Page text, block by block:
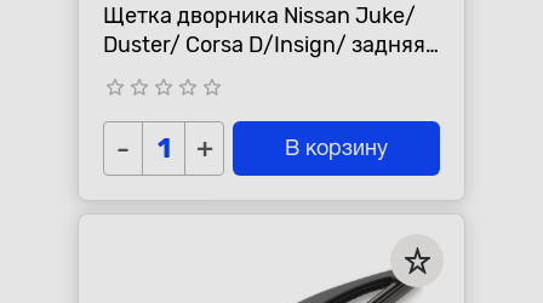
Щетка дворника Nissan Juke/
Duster/ Corsa D/Insign/ задняя
H301"Lynx" задняя
star_border star_border star_border star_border star_border
- + В корзину